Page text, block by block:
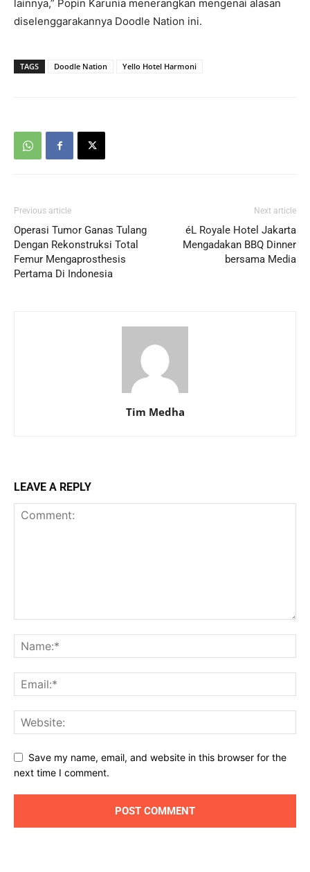
lainnya,” Popin Karunia menerangkan mengenai alasan
diselenggarakannya Doodle Nation ini.
TAGS Doodle Nation Yello Hotel Harmoni
Previous article
Operasi Tumor Ganas Tulang
Dengan Rekonstruksi Total
Femur Mengaprosthesis
Pertama Di Indonesia
Next article
éL Royale Hotel Jakarta
Mengadakan BBQ Dinner
bersama Media
Tim Medha
LEAVE A REPLY
Save my name, email, and website in this browser for the
next time I comment.